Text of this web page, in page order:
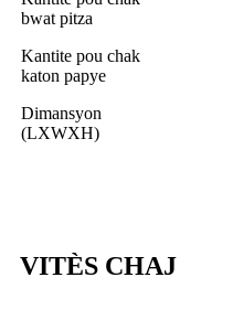
bwat pitza
Kantite pou chak
katon papye
Dimansyon
(LXWXH)
VITÈS CHAJ